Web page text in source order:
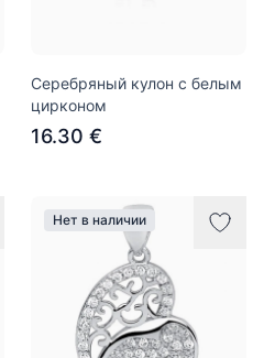
Серебряный кулон с белым
цирконом
16.30 €
Нет в наличии